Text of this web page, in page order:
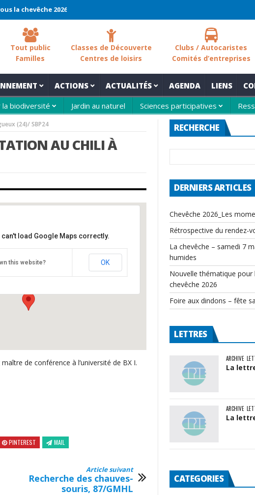
2026 ! La chevêche – samedi 7 mars – Les sols des zones humides
Tout public
Familles
Classes de Découverte
Centres de loisirs
Clubs / Autocaristes
Comités d’entreprises
ACTIONS ACTUALITÉS AGENDA LIENS
la biodiversité Jardin au naturel Sciences participatives
(24)/ SBP24
AU CHILI À
Associations, 12 Cours Fénelon
- Périgueux
can't load Google Maps correctly.
this website? OK
maître de conférence à l’université de BX I.
PINTEREST MAIL
Article suivant
Recherche des chauves-
souris, 87/GMHL
RECHERCHE
DERNIERS ARTICLES
Chevêche 2026_Les
Rétrospective du rendez-
La chevêche – samedi 7
humides
Nouvelle thématique pour
chevêche 2026
Foire aux dindons – fête
LETTRES
ARCHIVE
La
ARCHIVE
La
CATEGORIES